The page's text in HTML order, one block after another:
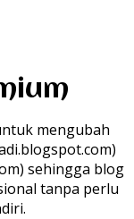
mengubah
sehingga blog
tanpa perlu